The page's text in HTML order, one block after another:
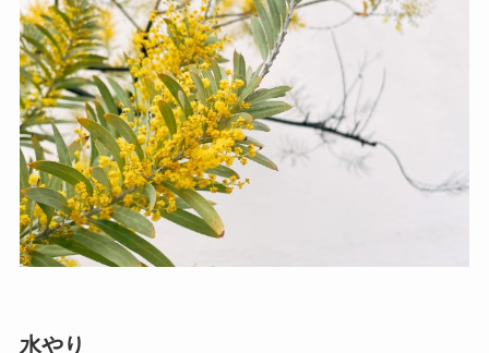
水やり